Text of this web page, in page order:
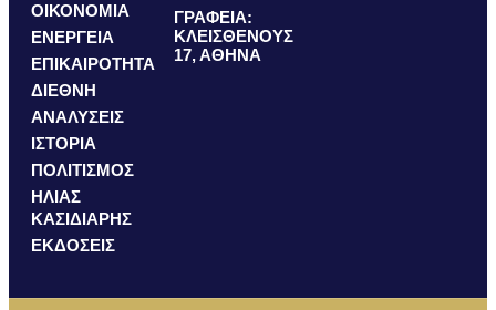
ΟΙΚΟΝΟΜΙΑ
ΕΝΕΡΓΕΙΑ
ΕΠΙΚΑΙΡΟΤΗΤΑ
ΔΙΕΘΝΗ
ΑΝΑΛΥΣΕΙΣ
ΙΣΤΟΡΙΑ
ΠΟΛΙΤΙΣΜΟΣ
ΗΛΙΑΣ
ΚΑΣΙΔΙΑΡΗΣ
ΕΚΔΟΣΕΙΣ
ΓΡΑΦΕΙΑ:
ΚΛΕΙΣΘΕΝΟΥΣ
17, ΑΘΗΝΑ